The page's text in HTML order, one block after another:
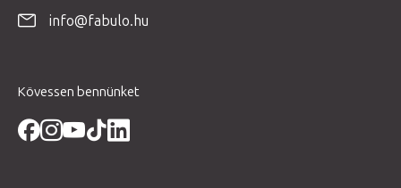
info@fabulo.hu
Kövessen bennünket